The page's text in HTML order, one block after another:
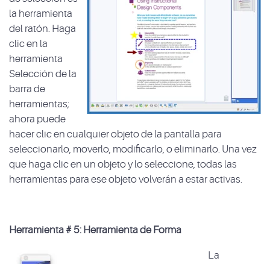
la herramienta
del ratón. Haga
clic en la
herramienta
Selección de la
barra de
herramientas;
ahora puede
hacer clic en cualquier objeto de la pantalla para
seleccionarlo, moverlo, modificarlo, o eliminarlo. Una vez
que haga clic en un objeto y lo seleccione, todas las
herramientas para ese objeto volverán a estar activas.
Herramienta # 5: Herramienta de Forma
La